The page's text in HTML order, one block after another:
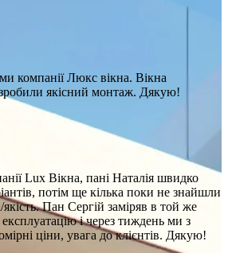
компанії Люкс вікна. Вікна
якісний монтаж. Дякую!
Lux Вікна, пані Наталія швидко
потім ще кілька поки не знайшли
якість. Пан Сергій заміряв в той же
і через тиждень ми з
ціни, увага до клієнтів. Дякую!